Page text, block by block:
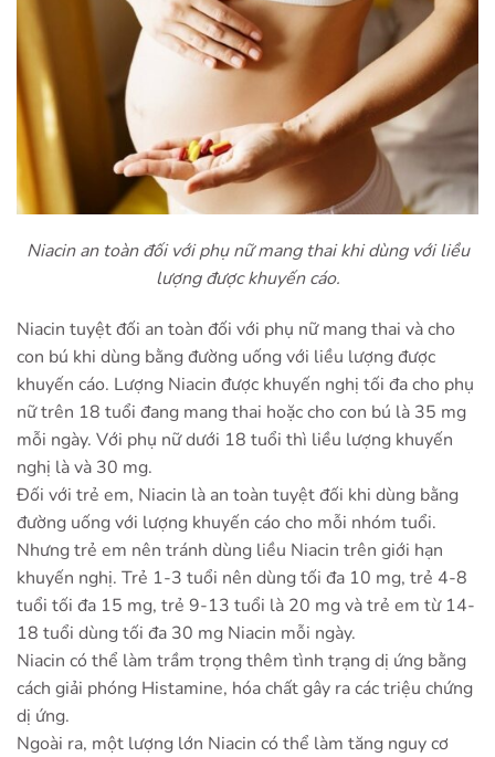
Niacin an toàn đối với phụ nữ mang thai khi dùng với liều
lượng được khuyến cáo.
Niacin tuyệt đối an toàn đối với phụ nữ mang thai và cho
con bú khi dùng bằng đường uống với liều lượng được
khuyến cáo. Lượng Niacin được khuyến nghị tối đa cho phụ
nữ trên 18 tuổi đang mang thai hoặc cho con bú là 35 mg
mỗi ngày. Với phụ nữ dưới 18 tuổi thì liều lượng khuyến
nghị là và 30 mg.
Đối với trẻ em, Niacin là an toàn tuyệt đối khi dùng bằng
đường uống với lượng khuyến cáo cho mỗi nhóm tuổi.
Nhưng trẻ em nên tránh dùng liều Niacin trên giới hạn
khuyến nghị. Trẻ 1-3 tuổi nên dùng tối đa 10 mg, trẻ 4-8
tuổi tối đa 15 mg, trẻ 9-13 tuổi là 20 mg và trẻ em từ 14-
18 tuổi dùng tối đa 30 mg Niacin mỗi ngày.
Niacin có thể làm trầm trọng thêm tình trạng dị ứng bằng
cách giải phóng Histamine, hóa chất gây ra các triệu chứng
dị ứng.
Ngoài ra, một lượng lớn Niacin có thể làm tăng nguy cơ